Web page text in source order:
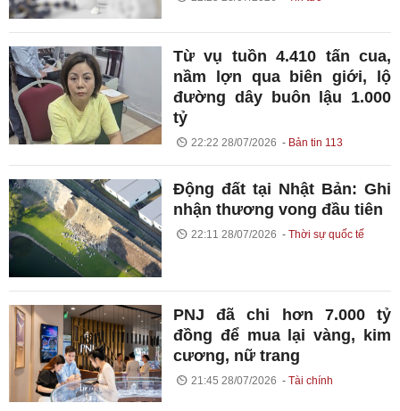
Từ vụ tuồn 4.410 tấn cua,
nầm lợn qua biên giới, lộ
đường dây buôn lậu 1.000
tỷ
22:22 28/07/2026 Bản tin 113
Động đất tại Nhật Bản: Ghi
nhận thương vong đầu tiên
22:11 28/07/2026 Thời sự quốc tế
PNJ đã chi hơn 7.000 tỷ
đồng để mua lại vàng, kim
cương, nữ trang
21:45 28/07/2026 Tài chính